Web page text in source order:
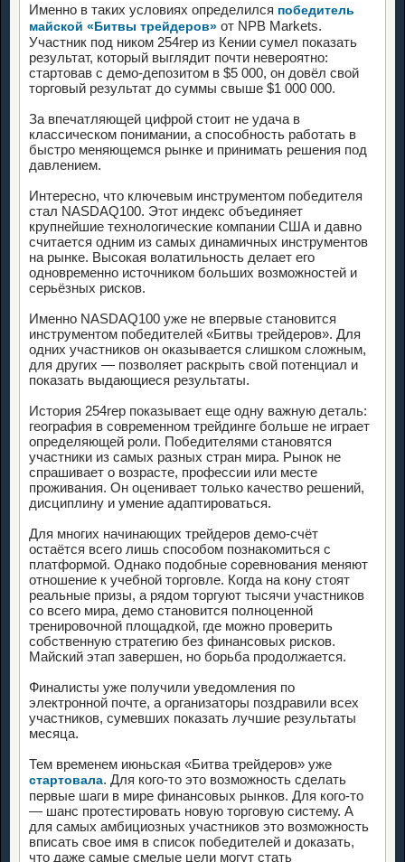
Именно в таких условиях определился победитель
майской «Битвы трейдеров» от NPB Markets.
Участник под ником 254rep из Кении сумел показать
результат, который выглядит почти невероятно:
стартовав с демо-депозитом в $5 000, он довёл свой
торговый результат до суммы свыше $1 000 000.
За впечатляющей цифрой стоит не удача в
классическом понимании, а способность работать в
быстро меняющемся рынке и принимать решения под
давлением.
Интересно, что ключевым инструментом победителя
стал NASDAQ100. Этот индекс объединяет
крупнейшие технологические компании США и давно
считается одним из самых динамичных инструментов
на рынке. Высокая волатильность делает его
одновременно источником больших возможностей и
серьёзных рисков.
Именно NASDAQ100 уже не впервые становится
инструментом победителей «Битвы трейдеров». Для
одних участников он оказывается слишком сложным,
для других — позволяет раскрыть свой потенциал и
показать выдающиеся результаты.
История 254rep показывает еще одну важную деталь:
география в современном трейдинге больше не играет
определяющей роли. Победителями становятся
участники из самых разных стран мира. Рынок не
спрашивает о возрасте, профессии или месте
проживания. Он оценивает только качество решений,
дисциплину и умение адаптироваться.
Для многих начинающих трейдеров демо-счёт
остаётся всего лишь способом познакомиться с
платформой. Однако подобные соревнования меняют
отношение к учебной торговле. Когда на кону стоят
реальные призы, а рядом торгуют тысячи участников
со всего мира, демо становится полноценной
тренировочной площадкой, где можно проверить
собственную стратегию без финансовых рисков.
Майский этап завершен, но борьба продолжается.
Финалисты уже получили уведомления по
электронной почте, а организаторы поздравили всех
участников, сумевших показать лучшие результаты
месяца.
Тем временем июньская «Битва трейдеров» уже
стартовала. Для кого-то это возможность сделать
первые шаги в мире финансовых рынков. Для кого-то
— шанс протестировать новую торговую систему. А
для самых амбициозных участников это возможность
вписать свое имя в список победителей и доказать,
что даже самые смелые цели могут стать